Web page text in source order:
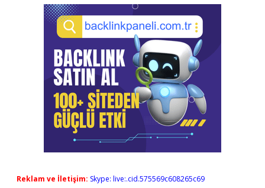
Reklam ve İletişim: Skype: live:.cid.575569c608265c69